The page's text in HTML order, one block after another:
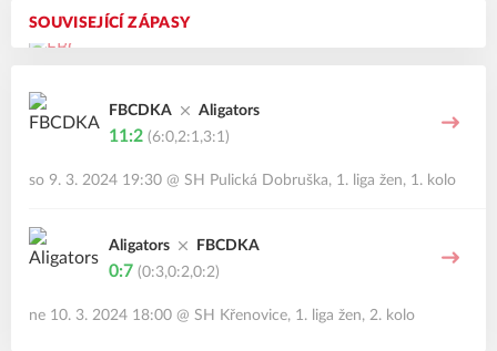
SOUVISEJÍCÍ ZÁPASY
FBCDKA Aligators
11:2 (6:0,2:1,3:1)
so 9. 3. 2024 19:30 @ SH Pulická Dobruška, 1. liga žen, 1. kolo
Aligators FBCDKA
0:7 (0:3,0:2,0:2)
ne 10. 3. 2024 18:00 @ SH Křenovice, 1. liga žen, 2. kolo